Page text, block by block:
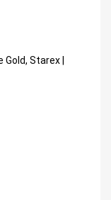
Starex |